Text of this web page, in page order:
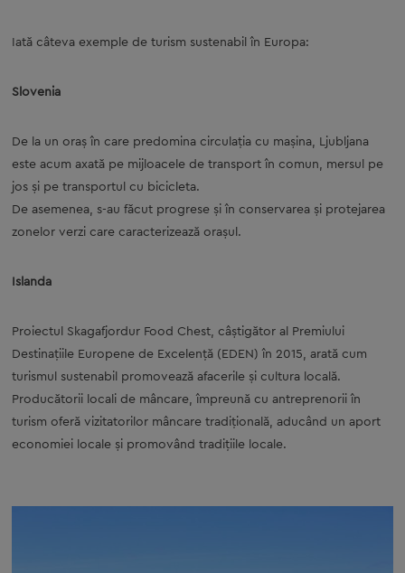
Iată câteva exemple de turism sustenabil în Europa:
Slovenia
De la un oraş în care predomina circulaţia cu maşina, Ljubljana
este acum axată pe mijloacele de transport în comun, mersul pe
jos şi pe transportul cu bicicleta.
De asemenea, s-au făcut progrese şi în conservarea şi protejarea
zonelor verzi care caracterizează oraşul.
Islanda
Proiectul Skagafjordur Food Chest, câştigător al Premiului
Destinațiile Europene de Excelență (EDEN) în 2015, arată cum
turismul sustenabil promovează afacerile şi cultura locală.
Producătorii locali de mâncare, împreună cu antreprenorii în
turism oferă vizitatorilor mâncare tradiţională, aducând un aport
economiei locale şi promovând tradiţiile locale.